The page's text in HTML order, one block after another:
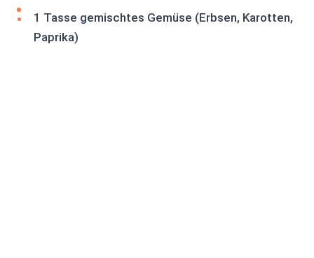
1 Tasse gemischtes Gemüse (Erbsen, Karotten,
Paprika)